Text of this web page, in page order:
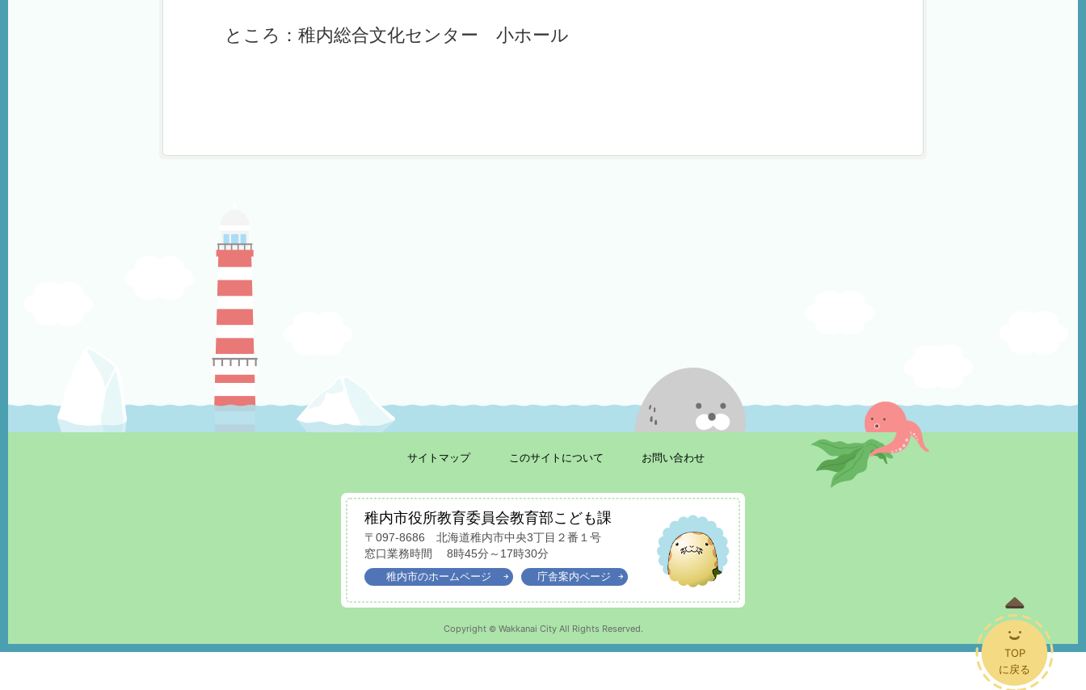
ところ：稚内総合文化センター 小ホール
TOP
に戻る
サイトマップ このサイトについて お問い合わせ
稚内市役所教育委員会教育部こども課
〒097-8686 北海道稚内市中央3丁目２番１号
窓口業務時間 8時45分～17時30分
稚内市のホームページ 庁舎案内ページ
Copyright ©Wakkanai City All Rights Reserved.